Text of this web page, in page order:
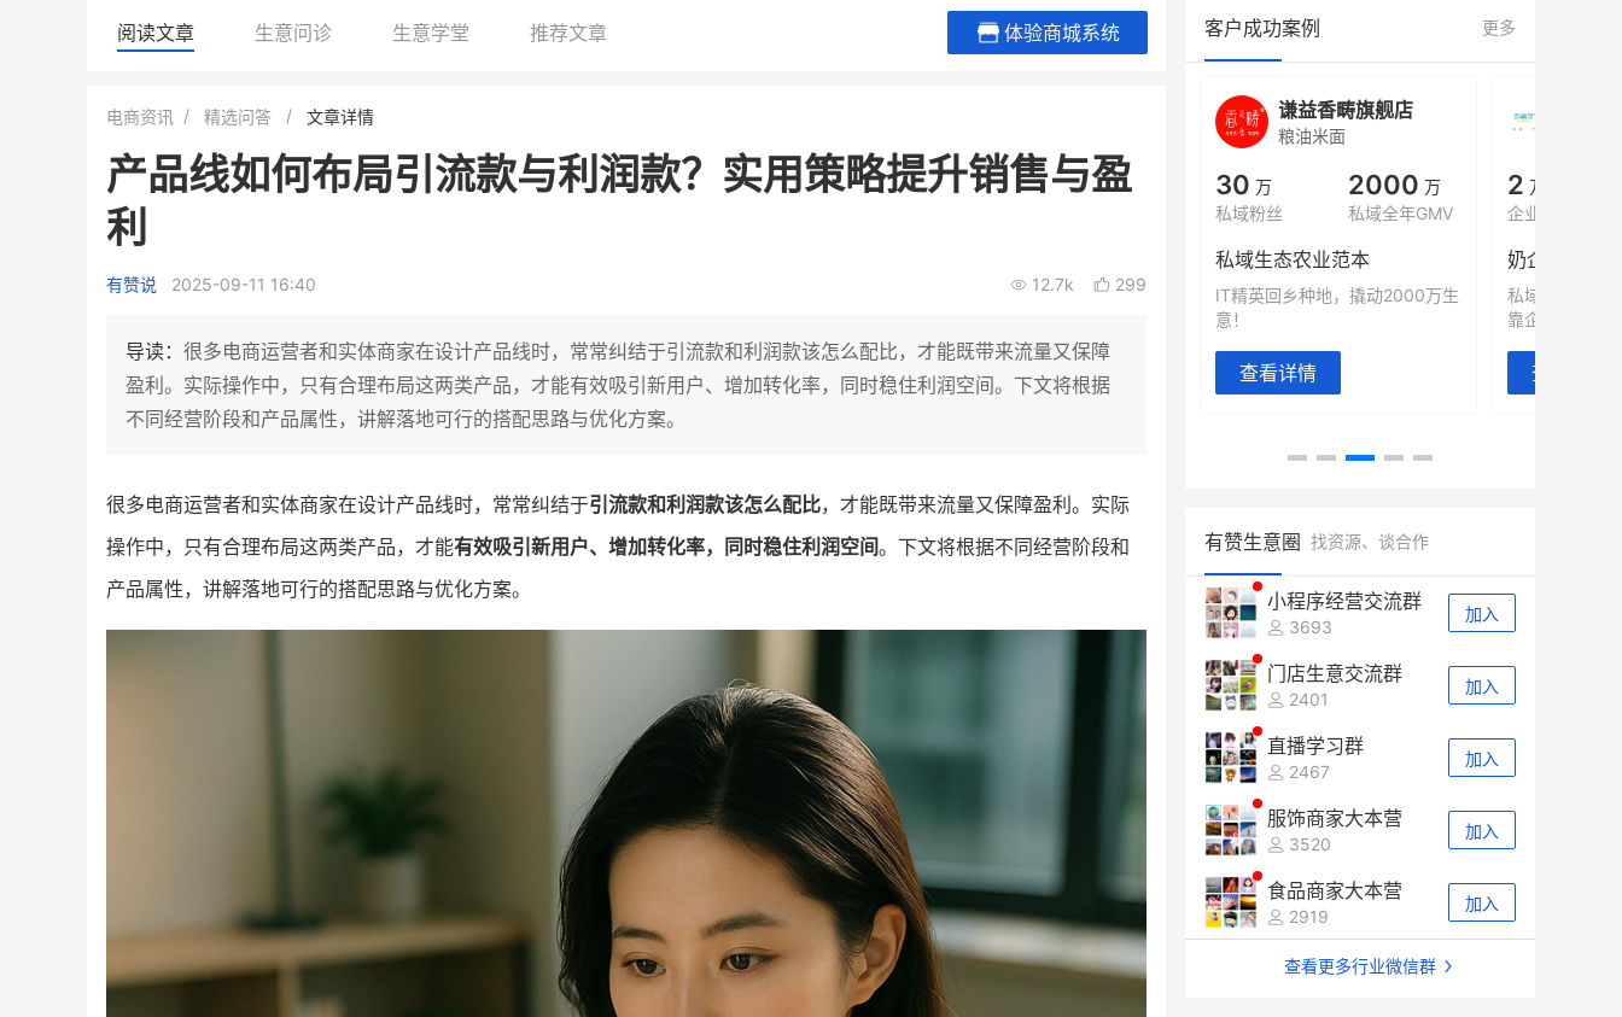
阅读文章 生意问诊 生意学堂 推荐文章 体验商城系统
电商资讯 精选问答 文章详情
产品线如何布局引流款与利润款？实用策略提升销售与盈
利
有赞说 2025-09-11 16:40 12.7k 299
导读： 很多电商运营者和实体商家在设计产品线时，常常纠结于引流款和利润款该怎么配比，才能既带来流量又保障
盈利。实际操作中，只有合理布局这两类产品，才能有效吸引新用户、增加转化率，同时稳住利润空间。下文将根据
不同经营阶段和产品属性，讲解落地可行的搭配思路与优化方案。
很多电商运营者和实体商家在设计产品线时，常常纠结于引流款和利润款该怎么配比，才能既带来流量又保障盈利。实际
操作中，只有合理布局这两类产品，才能有效吸引新用户、增加转化率，同时稳住利润空间。下文将根据不同经营阶段和
产品属性，讲解落地可行的搭配思路与优化方案。
客户成功案例 更多
白帝牛奶旗舰店
900 万
私域样本打法！新希望白帝乳业
查看详情
80% +
7900 万
查看详情
母婴
域如何破局？
查看详情
200 万
200 %
这家女装连锁如何借有赞破局新
查看详情
谦益香畴旗舰店
粮油米面
30 万
私域粉丝
2000 万
私域全年GMV
私域生态农业范本
IT精英回乡种地，撬动2000万生
意！
查看详情
2 万人
奶企靠企业
私域样本打法
靠企业微信实
查看详情
有赞生意圈 找资源、谈合作
小程序经营交流群
3693
加入
门店生意交流群
2401
加入
直播学习群
2467
加入
服饰商家大本营
3520
加入
食品商家大本营
2919
加入
查看更多行业微信群